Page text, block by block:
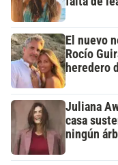
El nuevo
Rocío
heredero
Juliana
casa
ningún